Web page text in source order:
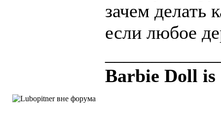
зачем делать
если любое
Barbie Doll is